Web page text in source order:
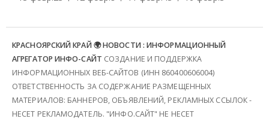
КРАСНОЯРСКИЙ КРАЙ 🌍 НОВОСТИ : ИНФОРМАЦИОННЫЙ
АГРЕГАТОР ИНФО-САЙТ СОЗДАНИЕ И ПОДДЕРЖКА
ИНФОРМАЦИОННЫХ ВЕБ-САЙТОВ (ИНН 860400606004)
ОТВЕТСТВЕННОСТЬ ЗА СОДЕРЖАНИЕ РАЗМЕЩЕННЫХ
МАТЕРИАЛОВ: БАННЕРОВ, ОБЪЯВЛЕНИЙ, РЕКЛАМНЫХ ССЫЛОК -
НЕСЕТ РЕКЛАМОДАТЕЛЬ. "ИНФО.САЙТ" НЕ НЕСЕТ